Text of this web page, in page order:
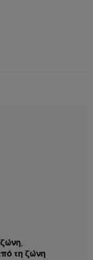
,
τη ζώνη